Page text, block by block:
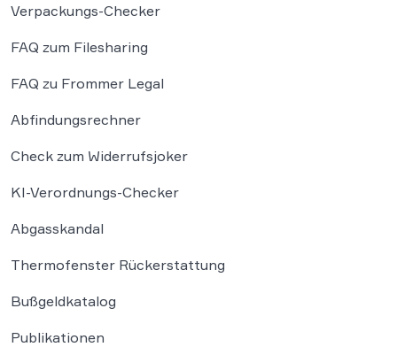
Verpackungs-Checker
FAQ zum Filesharing
FAQ zu Frommer Legal
Abfindungsrechner
Check zum Widerrufsjoker
KI-Verordnungs-Checker
Abgasskandal
Thermofenster Rückerstattung
Bußgeldkatalog
Publikationen